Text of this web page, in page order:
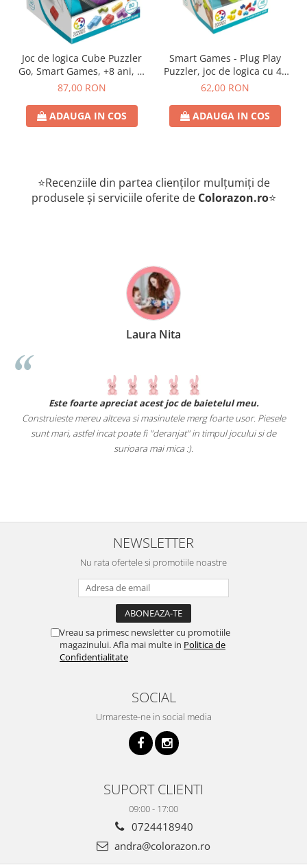
Joc de logica Cube Puzzler
Go, Smart Games, +8 ani, lb
romana
87,00 RON
ADAUGA IN COS
Smart Games - Plug Play
Puzzler, joc de logica cu 48
de provocari, 6+ ani, lb
62,00 RON
ADAUGA IN COS
⭐Recenziile din partea clienților mulțumiți de
produsele și serviciile oferite de Colorazon.ro⭐
Laura Nita
Este foarte apreciat acest joc de baietelul meu.
Construieste mereu altceva si masinutele merg foarte usor. Piesele
sunt mari, astfel incat poate fi "deranjat" in timpul jocului si de
surioara mai mica :).
NEWSLETTER
Nu rata ofertele si promotiile noastre
Vreau sa primesc newsletter cu promotiile
magazinului. Afla mai multe in Politica de
Confidentialitate
SOCIAL
Urmareste-ne in social media
SUPORT CLIENTI
09:00 - 17:00
0724418940
andra@colorazon.ro